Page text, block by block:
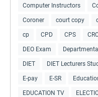
Computer Instructors
Coroner court copy
cp CPD CPS
DEO Exam
DIET DIET Lecturers
E-pay E-SR
EDUCATION TV